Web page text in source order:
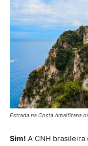
Estrada na Costa Amalfitana
Sim! A CNH brasileira